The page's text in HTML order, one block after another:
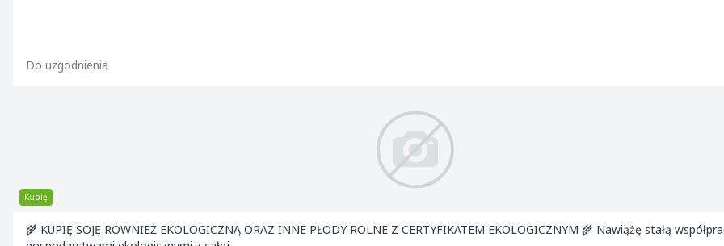
Do uzgodnienia
Kupię
🌾 KUPIĘ SOJĘ RÓWNIEŻ EKOLOGICZNĄ ORAZ INNE PŁODY ROLNE Z CERTYFIKATEM EKOLOGICZNYM 🌾 Nawiążę stałą